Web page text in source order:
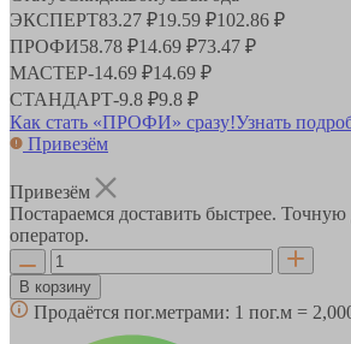
ЭКСПЕРТ83.27 ₽19.59 ₽102.86 ₽
ПРОФИ58.78 ₽14.69 ₽73.47 ₽
МАСТЕР-14.69 ₽14.69 ₽
СТАНДАРТ-9.8 ₽9.8 ₽
Как стать «ПРОФИ» сразу!Узнать
Привезём
Привезём
Постараемся доставить быстрее.
оператор.
В корзину
Продаётся пог.метрами: 1 пог.м =